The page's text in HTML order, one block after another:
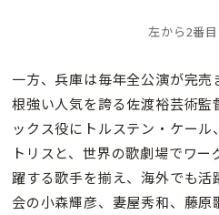
左から2番
一方、兵庫は毎年全公演が完
根強い人気を誇る佐渡裕芸術監
ックス役にトルステン・ケー
トリスと、世界の歌劇場でワ
躍する歌手を揃え、海外でも
会の小森輝彦、妻屋秀和、藤